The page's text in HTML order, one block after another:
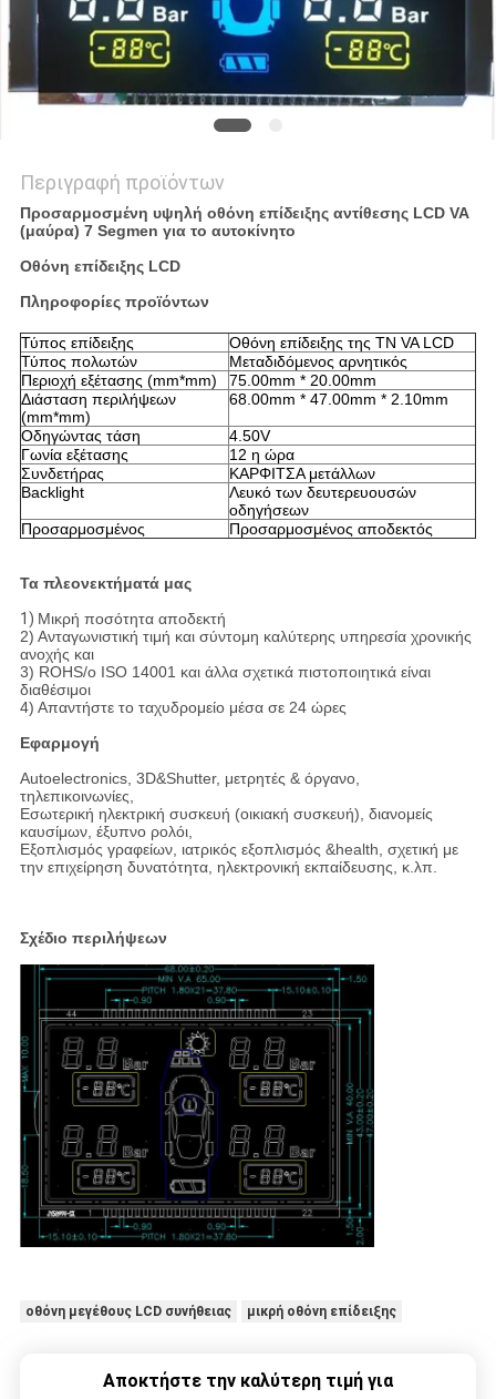
Περιγραφή προϊόντων
Προσαρμοσμένη υψηλή οθόνη επίδειξης αντίθεσης LCD VA
(μαύρα) 7 Segmen για το αυτοκίνητο
Οθόνη επίδειξης LCD
Πληροφορίες προϊόντων
Τύπος επίδειξης
Οθόνη επίδειξης της TN VA LCD
Τύπος πολωτών
Μεταδιδόμενος αρνητικός
Περιοχή εξέτασης (mm*mm)
75.00mm * 20.00mm
Διάσταση περιλήψεων
(mm*mm)
68.00mm * 47.00mm * 2.10mm
Οδηγώντας τάση
4.50V
Γωνία εξέτασης
12 η ώρα
Συνδετήρας
ΚΑΡΦΙΤΣΑ μετάλλων
Backlight
Λευκό των δευτερευουσών
οδηγήσεων
Προσαρμοσμένος
Προσαρμοσμένος αποδεκτός
Τα πλεονεκτήματά μας
1) Μικρή ποσότητα αποδεκτή
2) Ανταγωνιστική τιμή και σύντομη καλύτερης υπηρεσία χρονικής
ανοχής και
3) ROHS/ο ISO 14001 και άλλα σχετικά πιστοποιητικά είναι
διαθέσιμοι
4) Απαντήστε το ταχυδρομείο μέσα σε 24 ώρες
Εφαρμογή
Autoelectronics, 3D&Shutter, μετρητές & όργανο,
τηλεπικοινωνίες,
Εσωτερική ηλεκτρική συσκευή (οικιακή συσκευή), διανομείς
καυσίμων, έξυπνο ρολόι,
Εξοπλισμός γραφείων, ιατρικός εξοπλισμός &health, σχετική με
την επιχείρηση δυνατότητα, ηλεκτρονική εκπαίδευσης, κ.λπ.
Σχέδιο περιλήψεων
οθόνη μεγέθους LCD συνήθειας μικρή οθόνη επίδειξης
Αποκτήστε την καλύτερη τιμή για